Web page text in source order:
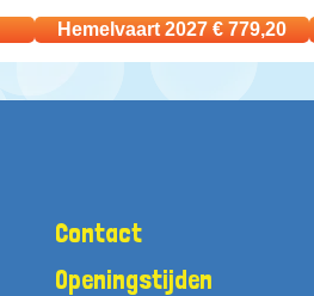
Hemelvaart 2027 €779,20
Contact
Openingstijden